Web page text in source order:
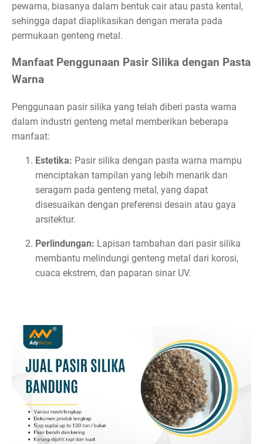
pewarna, biasanya dalam bentuk cair atau pasta kental,
sehingga dapat diaplikasikan dengan merata pada
permukaan genteng metal.
Manfaat Penggunaan Pasir Silika dengan Pasta
Warna
Penggunaan pasir silika yang telah diberi pasta warna
dalam industri genteng metal memberikan beberapa
manfaat:
Estetika: Pasir silika dengan pasta warna mampu
menciptakan tampilan yang lebih menarik dan
seragam pada genteng metal, yang dapat
disesuaikan dengan preferensi desain atau gaya
arsitektur.
Perlindungan: Lapisan tambahan dari pasir silika
membantu melindungi genteng metal dari korosi,
cuaca ekstrem, dan paparan sinar UV.